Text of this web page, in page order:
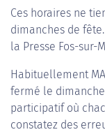
Ces horaires ne
dimanches de
la Presse Fos-
Habituellement
fermé le
participatif où
constatez des